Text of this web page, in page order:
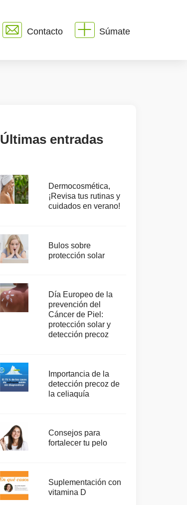
Contacto Súmate
Últimas entradas
Dermocosmética,
¡Revisa tus rutinas y
cuidados en verano!
Bulos sobre
protección solar
Día Europeo de la
prevención del
Cáncer de Piel:
protección solar y
detección precoz
Importancia de la
detección precoz de
la celiaquía
Consejos para
fortalecer tu pelo
Suplementación con
vitamina D